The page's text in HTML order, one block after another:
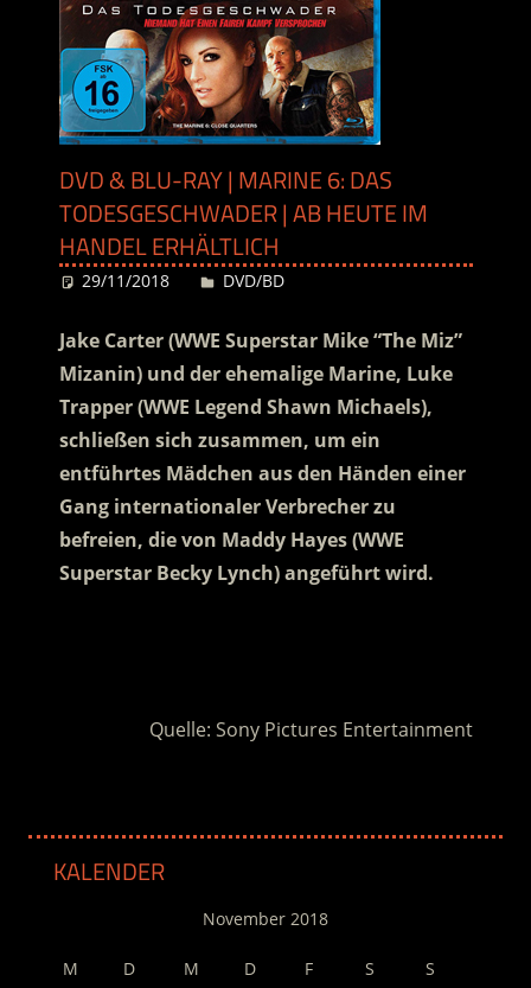
DVD & BLU-RAY | MARINE 6: DAS
TODESGESCHWADER | AB HEUTE IM
HANDEL ERHÄLTLICH
29/11/2018 Desiree
DVD/BD
Jake Carter (WWE Superstar Mike “The Miz”
Mizanin) und der ehemalige Marine, Luke
Trapper (WWE Legend Shawn Michaels),
schließen sich zusammen, um ein
entführtes Mädchen aus den Händen einer
Gang internationaler Verbrecher zu
befreien, die von Maddy Hayes (WWE
Superstar Becky Lynch) angeführt wird.
Quelle: Sony Pictures Entertainment
KALENDER
November 2018
M D M D F S
S